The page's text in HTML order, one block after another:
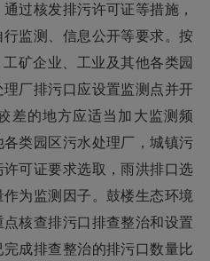
过核发排污许可证等措施，
监测、信息公开等要求。按
矿企业、工业及其他各类园
厂排污口应设置监测点并开
差的地方应适当加大监测频
类园区污水处理厂，城镇污
可证要求选取，雨洪排口选
为监测因子。鼓楼生态环境
核查排污口排查整治和设置
成排查整治的排污口数量比